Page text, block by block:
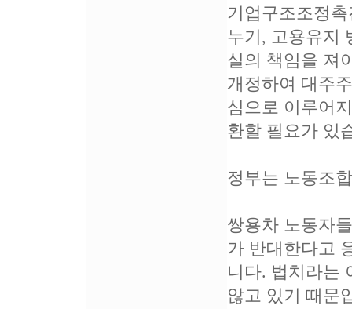
기업구조조정
누기, 고용유지
실의 책임을 져
개정하여 대주
심으로 이루어
환할 필요가 있
정부는 노동조
쌍용차 노동자
가 반대한다고
니다. 법치라는
않고 있기 때문